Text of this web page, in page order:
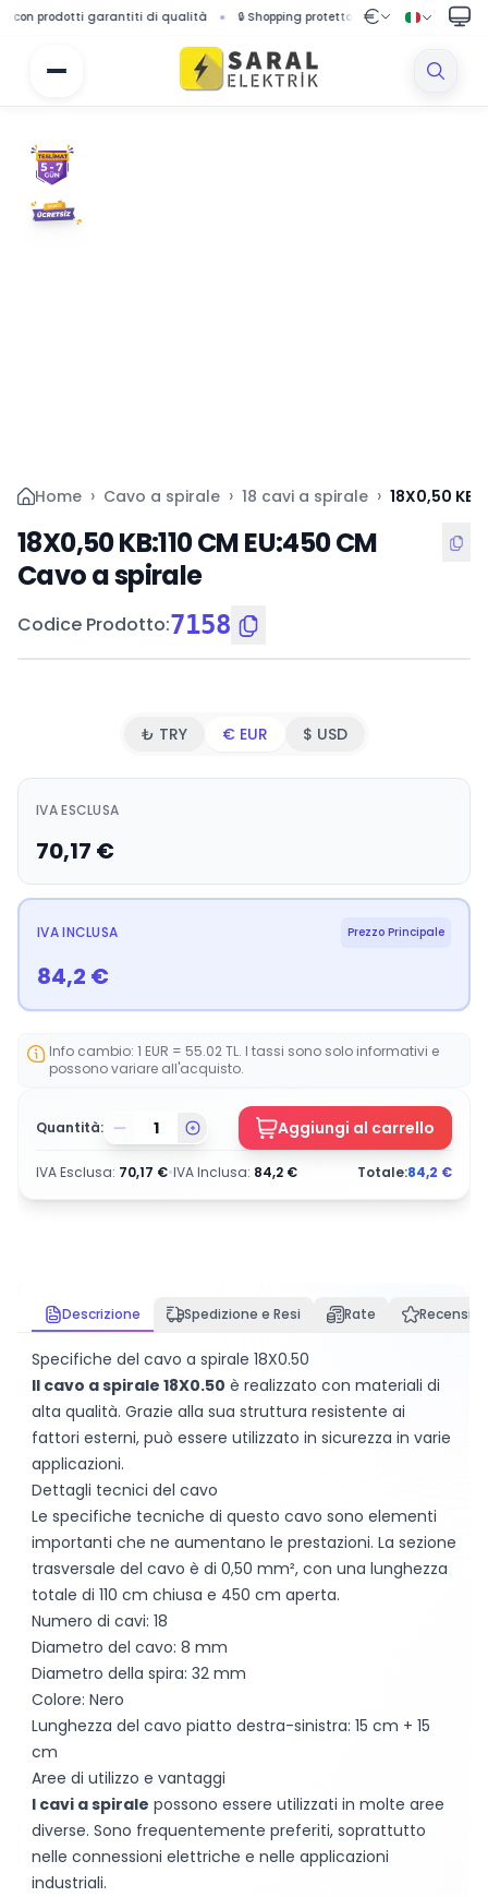
garantiti di qualità 🔒 Shopping protetto con sistema di pagamento sicuro
Home › Cavo a spirale › 18 cavi a spirale › 18X0,50
18X0,50 KB:110 CM EU:450 CM
Cavo a spirale
Codice Prodotto:7158
₺ TRY € EUR $ USD
IVA ESCLUSA
70,17 €
IVA INCLUSA Prezzo Principale
84,2 €
Info cambio: 1 EUR = 55.02 TL. I tassi sono solo informativi e
possono variare all'acquisto.
Quantità: Aggiungi al carrello
IVA Esclusa: 70,17 €•IVA Inclusa: 84,2 € Totale:84,2 €
Descrizione Spedizione e Resi Rate
Specifiche del cavo a spirale 18X0.50
Il cavo a spirale 18X0.50 è realizzato con materiali di
alta qualità. Grazie alla sua struttura resistente ai
fattori esterni, può essere utilizzato in sicurezza in varie
applicazioni.
Dettagli tecnici del cavo
Le specifiche tecniche di questo cavo sono elementi
importanti che ne aumentano le prestazioni. La sezione
trasversale del cavo è di 0,50 mm², con una lunghezza
totale di 110 cm chiusa e 450 cm aperta.
Numero di cavi: 18
Diametro del cavo: 8 mm
Diametro della spira: 32 mm
Colore: Nero
Lunghezza del cavo piatto destra-sinistra: 15 cm + 15
cm
Aree di utilizzo e vantaggi
I cavi a spirale possono essere utilizzati in molte aree
diverse. Sono frequentemente preferiti, soprattutto
nelle connessioni elettriche e nelle applicazioni
industriali.